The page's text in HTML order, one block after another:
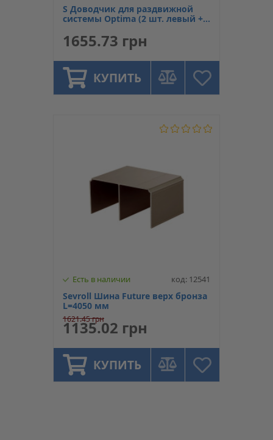
S Доводчик для раздвижной
системы Optima (2 шт. левый +
1655.73 грн
КУПИТЬ
Есть в наличии код: 12541
Sevroll Шина Future верх бронза
L=4050 мм
1621.45 грн
1135.02 грн
КУПИТЬ